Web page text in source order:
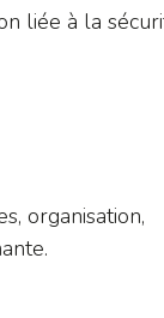
liée à la
organisation,